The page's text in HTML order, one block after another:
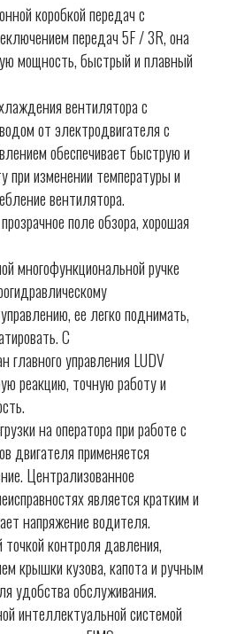
коробкой передач с
передач 5F / 3R, она
мощность, быстрый и плавный
вентилятора с
от электродвигателя с
обеспечивает быструю и
при изменении температуры и
вентилятора.
поле обзора, хорошая
многофункциональной ручке
ее легко поднимать,
С
главного управления LUDV
реакцию, точную работу и
на оператора при работе с
двигателя применяется
Централизованное
является кратким и
напряжение водителя.
контроля давления,
крышки кузова, капота и ручным
удобства обслуживания.
интеллектуальной системой